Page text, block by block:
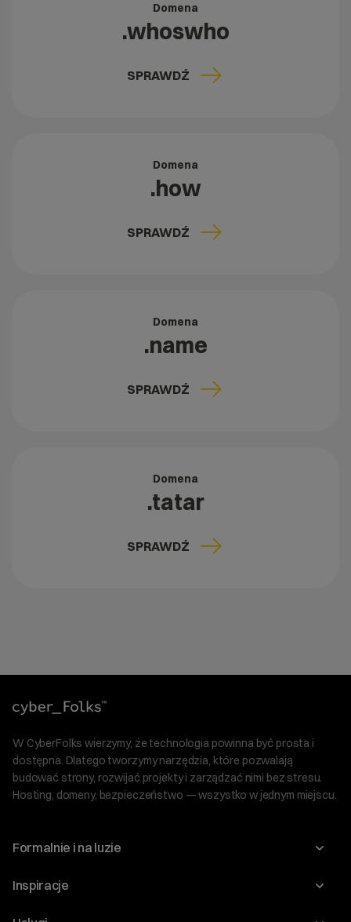
Domena
.whoswho
SPRAWDŹ
Domena
.how
SPRAWDŹ
Domena
.name
SPRAWDŹ
Domena
.tatar
SPRAWDŹ
W CyberFolks wierzymy, że technologia powinna być prosta i
dostępna. Dlatego tworzymy narzędzia, które pozwalają
budować strony, rozwijać projekty i zarządzać nimi bez stresu.
Hosting, domeny, bezpieczeństwo — wszystko w jednym miejscu.
Formalnie i na luzie
O nas
Inspiracje
Blog